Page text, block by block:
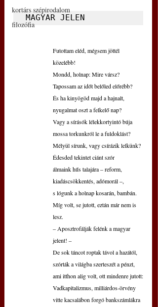
kortárs szépirodalom
filozófia
MAGYAR JELEN
Futottam eléd, mégsem jöttél
közelébb!
Mondd, holnap: Mire vársz?
Tapossam az időt belőled előrébb?
És ha kinyögöd majd a hajnalt,
nyugalmat oszt a felkelő nap?
Vagy a sírásók lélekkortyintó búja
mossa torkunkról le a fuldoklást?
Mélyül sírunk, vagy csírázik lelkünk?
Édesded tekintet ciánt szór
álmaink hűs talajára – reform,
kiadáscsökkentés, adómorál –,
s lógunk a holnap kosarán, bambán.
Míg volt, se jutott, eztán már nem is
lesz.
– Aposztrofálják felénk a magyar
jelent! –
De sok táncot roptak távol a hazától,
szórták a világba szerteszét a pénzt,
ami itthon alig volt, ott mindenre jutott:
Vadkapitalizmus, milliárdos-örvény
vitte kacsalábon forgó bankszámlákra